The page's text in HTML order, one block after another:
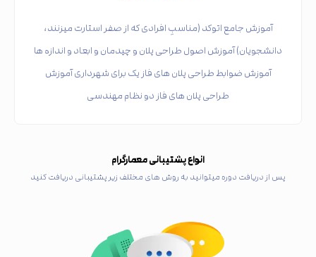
آموزش جامع اتوکد (مناسبِ افرادی که از صفر استارت میزنند،
دانشجویان) آموزش اصول طراحی پلان و چیدمان و ابعاد و اندازه ها
آموزش ضوابط طراحی پلان های فاز یک برای شهرداری آموزش
طراحی پلان های فاز دو نظام مهندسی
انواع پشتیبانی معمارگرام
پس از دریافت دوره میتوانید به روش های مختلف زیر پشتیبانی دریافت کنید